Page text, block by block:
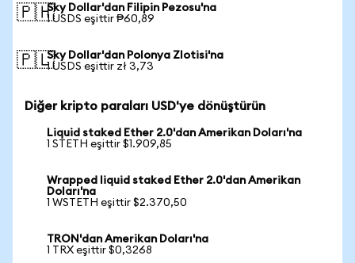
🇵🇭Sky Dollar'dan Filipin Pezosu'na
1 USDS eşittir ₱60,89
🇵🇱Sky Dollar'dan Polonya Zlotisi'na
1 USDS eşittir zł 3,73
Diğer kripto paraları USD'ye dönüştürün
Liquid staked Ether 2.0'dan Amerikan Doları'na
1 STETH eşittir $1.909,85
Wrapped liquid staked Ether 2.0'dan Amerikan
Doları'na
1 WSTETH eşittir $2.370,50
TRON'dan Amerikan Doları'na
1 TRX eşittir $0,3268